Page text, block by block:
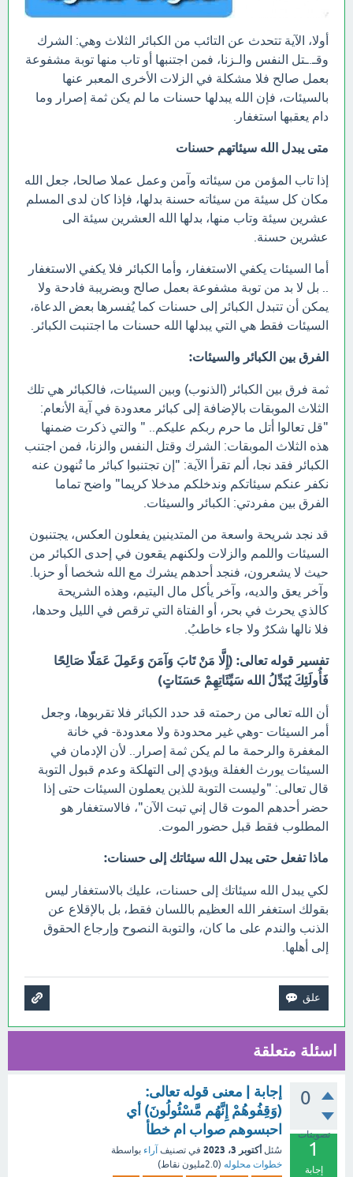
أولا، الآية تتحدث عن التائب من الكبائر الثلاث وهي: الشرك
وقـ.ـتل النفس والـزنا، فمن اجتنبها أو تاب منها توبة مشفوعة
بعمل صالح فلا مشكلة في الزلات الأخرى المعبر عنها
بالسيئات، فإن الله يبدلها حسنات ما لم يكن ثمة إصرار وما
دام يعقبها استغفار.
متى يبدل الله سيئاتهم حسنات
إذا تاب المؤمن من سيئاته وآمن وعمل عملا صالحا، جعل الله
مكان كل سيئة من سيئاته حسنة بدلها، فإذا كان لدى المسلم
عشرين سيئة وتاب منها، بدلها الله العشرين سيئة الى
عشرين حسنة.
أما السيئات يكفي الاستغفار، وأما الكبائر فلا يكفي الاستغفار
.. بل لا بد من توبة مشفوعة بعمل صالح وبضريبة فادحة ولا
يمكن أن تتبدل الكبائر إلى حسنات كما يُفسرها بعض الدعاة،
السيئات فقط هي التي يبدلها الله حسنات ما اجتنبت الكبائر.
الفرق بين الكبائر والسيئات:
ثمة فرق بين الكبائر (الذنوب) وبين السيئات، فالكبائر هي تلك
الثلاث الموبقات بالإضافة إلى كبائر معدودة في آية الأنعام:
"قل تعالوا أتل ما حرم ربكم عليكم.. " والتي ذكرت ضمنها
هذه الثلاث الموبقات: الشرك وقتل النفس والزنا، فمن اجتنب
الكبائر فقد نجا، ألم تقرأ الآية: "إن تجتنبوا كبائر ما تُنهون عنه
نكفر عنكم سيئاتكم وندخلكم مدخلا كريما" واضح تماما
الفرق بين مفردتي: الكبائر والسيئات.
قد نجد شريحة واسعة من المتدينين يفعلون العكس، يجتنبون
السيئات واللمم والزلات ولكنهم يقعون في إحدى الكبائر من
حيث لا يشعرون، فنجد أحدهم يشرك مع الله شخصا أو حزبا.
وآخر يعق والديه، وآخر يأكل مال اليتيم، وهذه الشريحة
كالذي يحرث في بحر، أو الفتاة التي ترقص في الليل وحدها،
فلا نالها شكرٌ ولا جاء خاطبُ.
تفسير قوله تعالى: (إِلَّا مَنْ تَابَ وَآمَنَ وَعَمِلَ عَمَلًا صَالِحًا
فَأُولَئِكَ يُبَدِّلُ الله سَيِّئَاتِهِمْ حَسَنَاتٍ)
أن الله تعالى من رحمته قد حدد الكبائر فلا تقربوها، وجعل
أمر السيئات -وهي غير محدودة ولا معدودة- في خانة
المغفرة والرحمة ما لم يكن ثمة إصرار.. لأن الإدمان في
السيئات يورث الغفلة ويؤدي إلى التهلكة وعدم قبول التوبة
قال تعالى: "وليست التوبة للذين يعملون السيئات حتى إذا
حضر أحدهم الموت قال إني تبت الآن"، فالاستغفار هو
المطلوب فقط قبل حضور الموت.
ماذا تفعل حتى يبدل الله سيئاتك إلى حسنات:
لكي يبدل الله سيئاتك إلى حسنات، عليك بالاستغفار ليس
بقولك استغفر الله العظيم باللسان فقط، بل بالإقلاع عن
الذنب والندم على ما كان، والتوبة النصوح وإرجاع الحقوق
إلى أهلها.
اسئلة متعلقة
0
تصويتات
1
إجابة
إجابة | معنى قوله تعالى:
(وَقِفُوهُمْ إِنَّهُم مَّسْئُولُونَ) أي
احبسوهم صواب ام خطأ
سُئل أكتوبر 3، 2023 في تصنيف آراء بواسطة
خطوات محلوله (2.0مليون نقاط)